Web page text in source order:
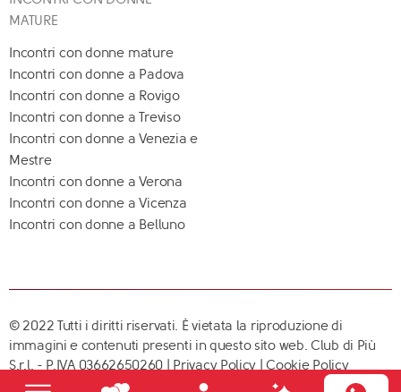
MATURE
Incontri con donne mature
Incontri con donne a Padova
Incontri con donne a Rovigo
Incontri con donne a Treviso
Incontri con donne a Venezia e
Mestre
Incontri con donne a Verona
Incontri con donne a Vicenza
Incontri con donne a Belluno
© 2022 Tutti i diritti riservati. È vietata la riproduzione di
immagini e contenuti presenti in questo sito web. Club di Più
S.r.l. - P.IVA 03662650260 | Privacy Policy |Cookie Policy